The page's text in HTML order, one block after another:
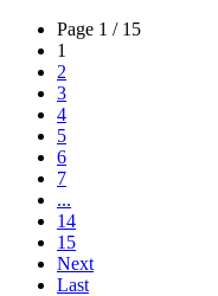
Page 1 / 15
1
2
3
4
5
6
7
...
14
15
Next
Last